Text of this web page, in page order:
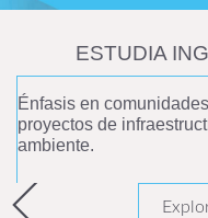
ESTUDIA
Énfasis en
proyectos de
ambiente.